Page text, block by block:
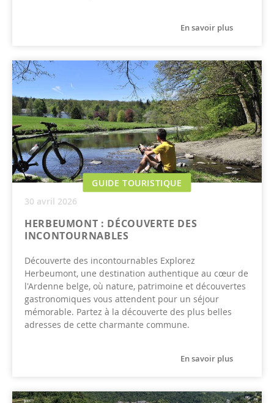
En savoir plus
GUIDE TOURISTIQUE
30 avril 2026
HERBEUMONT : DÉCOUVERTE DES
INCONTOURNABLES
Découverte des incontournables Explorez
Herbeumont, une destination authentique au cœur de
l'Ardenne belge, où nature, patrimoine et découvertes
gastronomiques vous attendent pour un séjour
mémorable. Partez à la découverte des plus belles
adresses de cette charmante commune.
En savoir plus